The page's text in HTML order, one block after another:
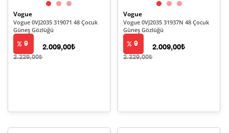
Vogue
Vogue 0VJ2035 319071 48 Çocuk
Güneş Gözlüğü
9
2.229,00₺
2.009,00₺
Vogue
Vogue 0VJ2035 31937N 48 Çocuk
Güneş Gözlüğü
9
2.229,00₺
2.009,00₺